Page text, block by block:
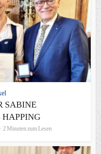
SABINE
HAPPING
2 Minuten zum Lesen